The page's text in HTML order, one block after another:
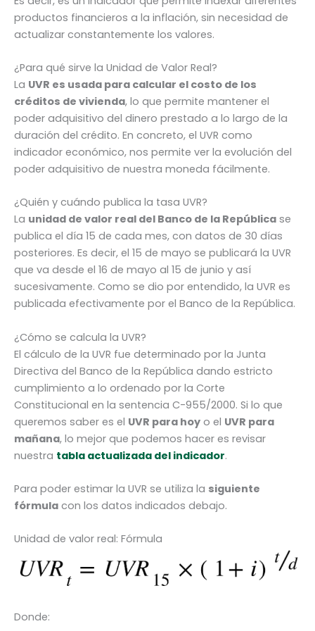
productos financieros a la inflación, sin necesidad de
actualizar constantemente los valores.
¿Para qué sirve la Unidad de Valor Real?
La UVR es usada para calcular el costo de los
créditos de vivienda, lo que permite mantener el
poder adquisitivo del dinero prestado a lo largo de la
duración del crédito. En concreto, el UVR como
indicador económico, nos permite ver la evolución del
poder adquisitivo de nuestra moneda fácilmente.
¿Quién y cuándo publica la tasa UVR?
La unidad de valor real del Banco de la República se
publica el día 15 de cada mes, con datos de 30 días
posteriores. Es decir, el 15 de mayo se publicará la UVR
que va desde el 16 de mayo al 15 de junio y así
sucesivamente. Como se dio por entendido, la UVR es
publicada efectivamente por el Banco de la República.
¿Cómo se calcula la UVR?
El cálculo de la UVR fue determinado por la Junta
Directiva del Banco de la República dando estricto
cumplimiento a lo ordenado por la Corte
Constitucional en la sentencia C-955/2000. Si lo que
queremos saber es el UVR para hoy o el UVR para
mañana, lo mejor que podemos hacer es revisar
nuestra tabla actualizada del indicador.
Para poder estimar la UVR se utiliza la siguiente
fórmula con los datos indicados debajo.
Unidad de valor real: Fórmula
Donde: